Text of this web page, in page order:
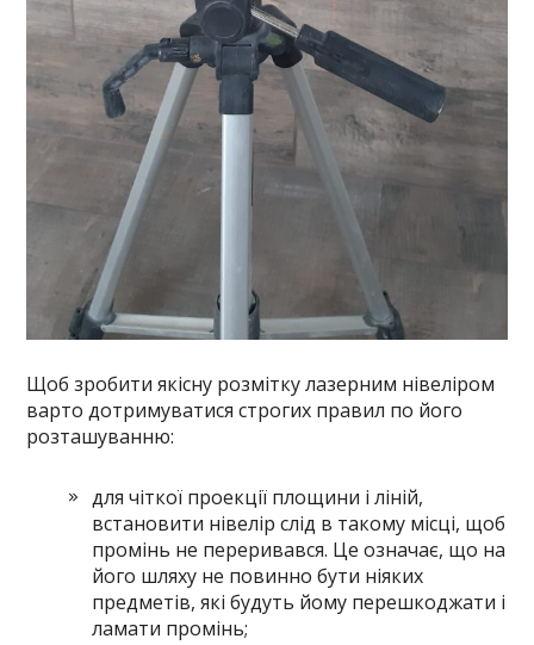
Щоб зробити якісну розмітку лазерним нівеліром
варто дотримуватися строгих правил по його
розташуванню:
для чіткої проекції площини і ліній,
встановити нівелір слід в такому місці, щоб
промінь не переривався. Це означає, що на
його шляху не повинно бути ніяких
предметів, які будуть йому перешкоджати і
ламати промінь;